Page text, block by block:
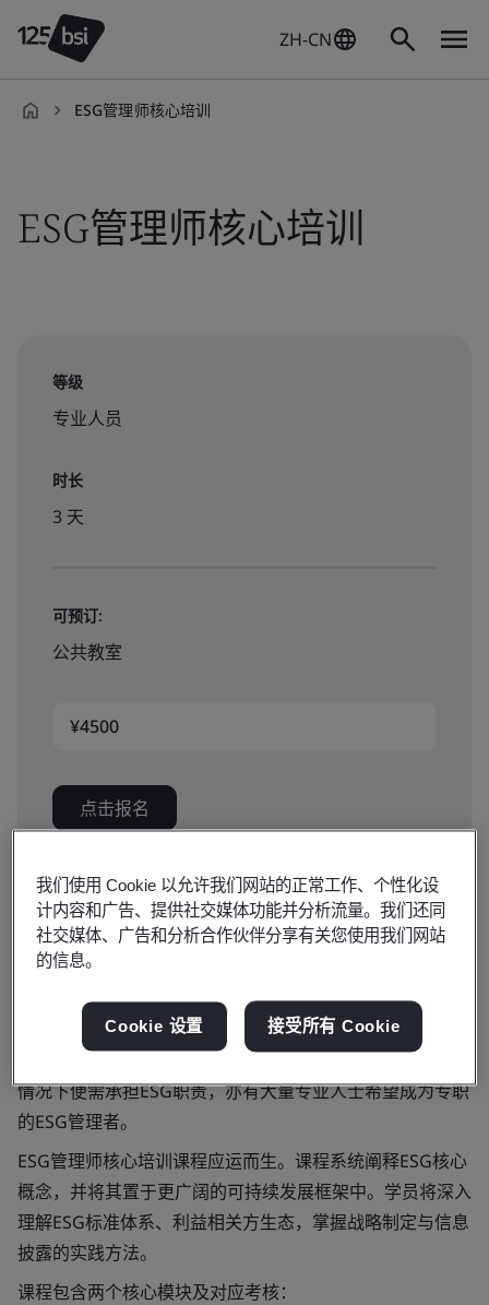
ZH-CN
ESG管理师核心培训
ESG管理师核心培训
等级
专业人员
时长
3 天
可预订:
公共教室
¥4500
点击报名
环境、社会及治理（ESG）已成为企业可持续发展的核心议
题。政府、监管机构、投资者和客户日益期望企业展现卓越
的ESG表现，这使其既是商业发展的必然要求，也是驱动长
期价值的关键因素。然而，许多从业者在未接受系统培训的
情况下便需承担ESG职责，亦有大量专业人士希望成为专职
的ESG管理者。
ESG管理师核心培训课程应运而生。课程系统阐释ESG核心
概念，并将其置于更广阔的可持续发展框架中。学员将深入
理解ESG标准体系、利益相关方生态，掌握战略制定与信息
披露的实践方法。
课程包含两个核心模块及对应考核：
我们使用 Cookie 以允许我们网站的正常工作、个性化设
计内容和广告、提供社交媒体功能并分析流量。我们还同
社交媒体、广告和分析合作伙伴分享有关您使用我们网站
的信息。
Cookie 设置 接受所有 Cookie